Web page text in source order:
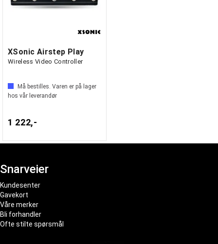
XSonic Airstep Play
Wireless Video Controller
Må bestilles. Varen er på lager
hos vår leverandør
1 222,-
Snarveier
Kundesenter
Gavekort
Våre merker
Bli forhandler
Ofte stilte spørsmål